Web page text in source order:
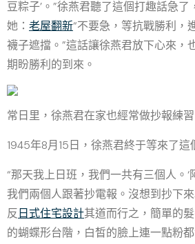
豆粽子’。”徐燕君聽了這個打趣話急
她： 老屋翻新“不要急，等抗戰勝利，
襪子遮擋。”這話讓徐燕君放下心來，
期盼勝利的到來。
常日里，徐燕君在家也經常做抄報練習
1945年8月15日，徐燕君終于等來了這
“那天我上日班，我們一共有三個人。‘
我們兩個人跟著抄電報。沒想到抄下
反 日式住宅設計其道而行之，簡單的
的蝴蝶形台階，白皙的臉上連一點粉